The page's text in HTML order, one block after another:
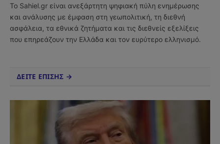
Το Sahiel.gr είναι ανεξάρτητη ψηφιακή πύλη ενημέρωσης
και ανάλυσης με έμφαση στη γεωπολιτική, τη διεθνή
ασφάλεια, τα εθνικά ζητήματα και τις διεθνείς εξελίξεις
που επηρεάζουν την Ελλάδα και τον ευρύτερο ελληνισμό.
ΔΕΙΤΕ ΕΠΙΣΗΣ →